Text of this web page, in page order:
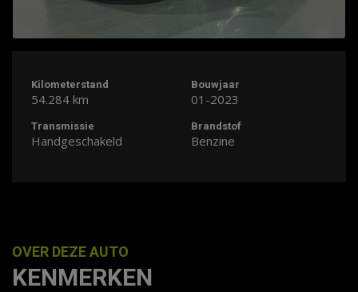
Kilometerstand
54.284 km
Bouwjaar
01-2023
Transmissie
Handgeschakeld
Brandstof
Benzine
OVER DEZE AUTO
KENMERKEN